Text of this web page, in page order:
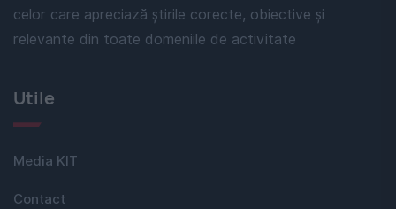
celor care apreciază știrile corecte, obiective și
relevante din toate domeniile de activitate
Utile
Media KIT
Contact